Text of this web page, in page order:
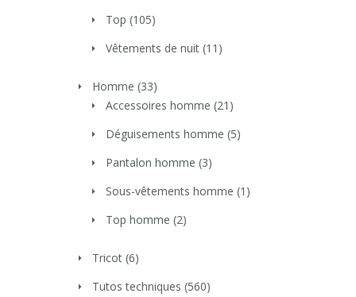
Top (105)
Vêtements de nuit (11)
Homme (33)
Accessoires homme (21)
Déguisements homme (5)
Pantalon homme (3)
Sous-vêtements homme (1)
Top homme (2)
Tricot (6)
Tutos techniques (560)